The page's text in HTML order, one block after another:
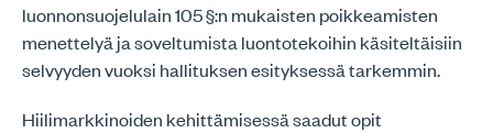
luonnonsuojelulain 105 §:n mukaisten poikkeamisten
menettelyä ja soveltumista luontotekoihin käsiteltäisiin
selvyyden vuoksi hallituksen esityksessä tarkemmin.
Hiilimarkkinoiden kehittämisessä saadut opit